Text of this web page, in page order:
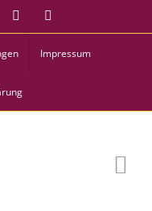
YouTube
Impressum